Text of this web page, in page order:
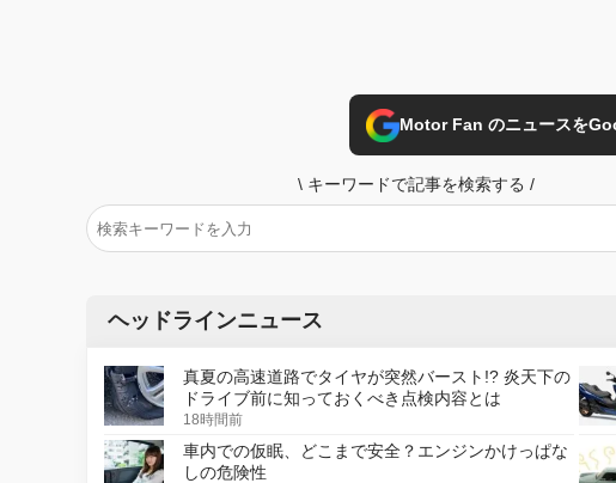
Motor Fan のニュースを
\ キーワードで記事を検索する /
ヘッドラインニュース
真夏の高速道路でタイヤが突然バースト!? 炎天下の
ドライブ前に知っておくべき点検内容とは
18時間前
車内での仮眠、どこまで安全？エンジンかけっぱな
しの危険性